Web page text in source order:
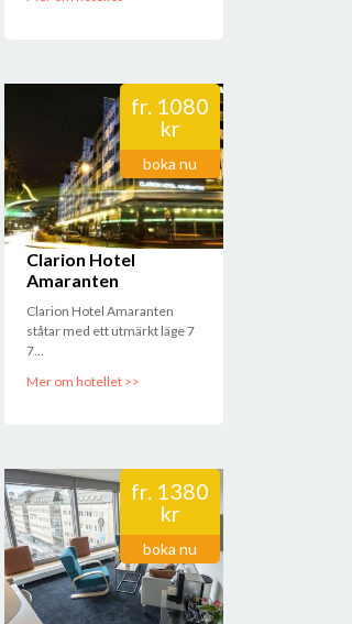
fr. 1080
kr
boka nu
Clarion Hotel
Amaranten
Clarion Hotel Amaranten
ståtar med ett utmärkt läge 7
7...
Mer om hotellet >>
fr. 1380
kr
boka nu